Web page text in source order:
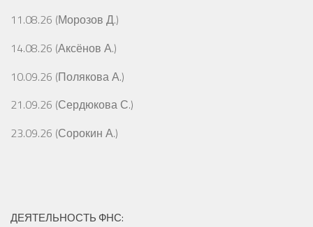
11.08.26 (Морозов Д.)
14.08.26 (Аксёнов А.)
10.09.26 (Полякова А.)
21.09.26 (Сердюкова С.)
23.09.26 (Сорокин А.)
ДЕЯТЕЛЬНОСТЬ ФНС: